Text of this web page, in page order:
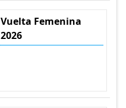
Vuelta Femenina
2026